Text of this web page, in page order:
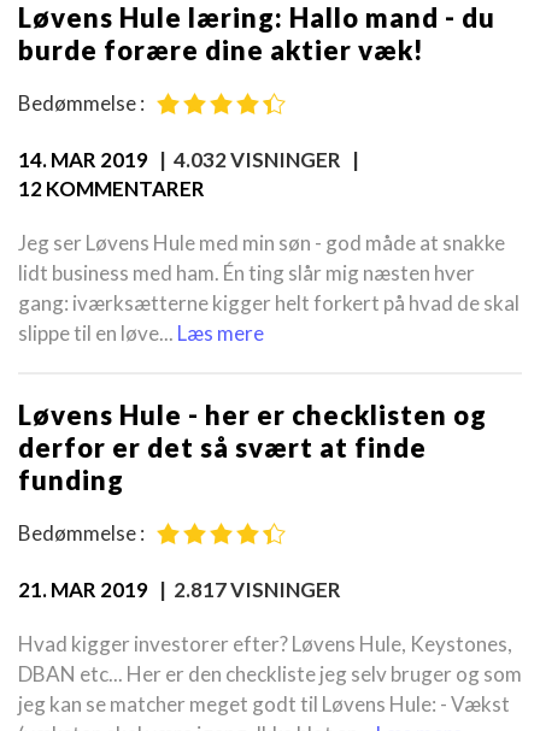
Løvens Hule læring: Hallo mand - du
burde forære dine aktier væk!
Bedømmelse :
14. MAR 2019 | 4.032 VISNINGER |
12 KOMMENTARER
Jeg ser Løvens Hule med min søn - god måde at snakke
lidt business med ham. Én ting slår mig næsten hver
gang: iværksætterne kigger helt forkert på hvad de skal
slippe til en løve... Læs mere
Løvens Hule - her er checklisten og
derfor er det så svært at finde
funding
Bedømmelse :
21. MAR 2019 | 2.817 VISNINGER
Hvad kigger investorer efter? Løvens Hule, Keystones,
DBAN etc... Her er den checkliste jeg selv bruger og som
jeg kan se matcher meget godt til Løvens Hule: - Vækst